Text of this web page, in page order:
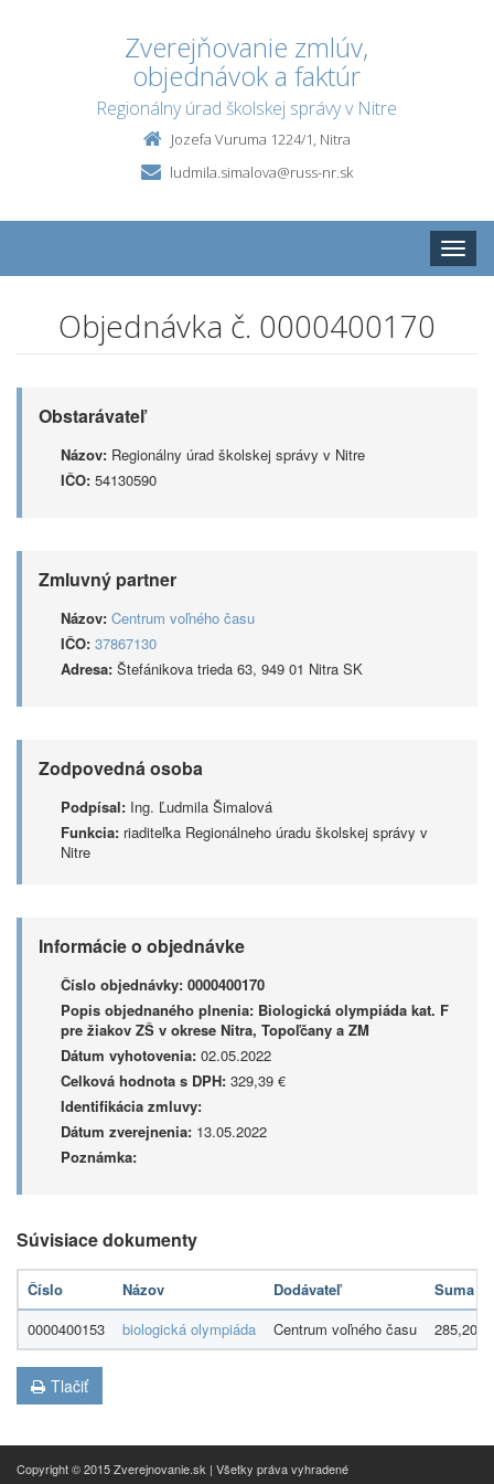
Zverejňovanie zmlúv,
objednávok a faktúr
Regionálny úrad školskej správy v Nitre
Jozefa Vuruma 1224/1, Nitra
ludmila.simalova@russ-nr.sk
Toggle
Objednávka č. 0000400170
Obstarávateľ
Názov: Regionálny úrad školskej správy v Nitre
IČO: 54130590
Zmluvný partner
Názov: Centrum voľného času
IČO: 37867130
Adresa: Štefánikova trieda 63, 949 01 Nitra SK
Zodpovedná osoba
Podpísal: Ing. Ľudmila Šimalová
Funkcia: riaditeľka Regionálneho úradu školskej správy v
Nitre
Informácie o objednávke
Číslo objednávky: 0000400170
Popis objednaného plnenia: Biologická olympiáda kat. F
pre žiakov ZŠ v okrese Nitra, Topoľčany a ZM
Dátum vyhotovenia: 02.05.2022
Celková hodnota s DPH: 329,39 €
Identifikácia zmluvy:
Dátum zverejnenia: 13.05.2022
Poznámka:
Súvisiace dokumenty
Číslo Názov Dodávateľ
Suma
0000400153
biologická olympiáda Centrum voľného času 285,20 €
Tlačiť
Copyright © 2015 Zverejnovanie.sk | Všetky práva vyhradené